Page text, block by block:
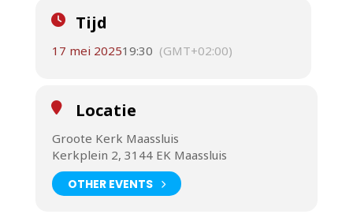
Tijd
17 mei 202519:30 (GMT+02:00)
Locatie
Groote Kerk Maassluis
Kerkplein 2, 3144 EK Maassluis
OTHER EVENTS